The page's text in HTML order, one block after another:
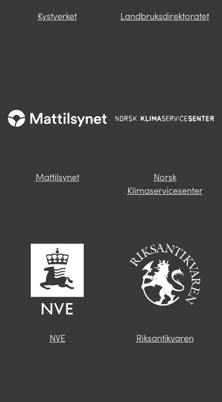
Kystverket Landbruksdirektoratet
Mattilsynet
Norsk
Klimaservicesenter
NVE Riksantikvaren